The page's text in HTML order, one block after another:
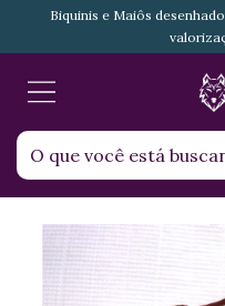
Biquinis e Maiôs